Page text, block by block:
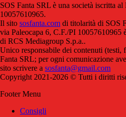
SOS Fanta SRL è una società iscritta
10057610965.
Il sito sosfanta.com di titolarità di SOS
via Paleocapa 6, C.F./PI 10057610965
di RCS Mediagroup S.p.a..
Unico responsabile dei contenuti (testi,
Fanta SRL; per ogni comunicazione
sito scrivere a sosfanta@gmail.com
Copyright 2021-2026 © Tutti i diritti
Footer Menu
Consigli